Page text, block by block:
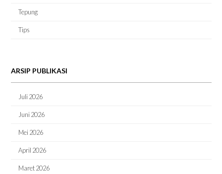
Tepung
Tips
ARSIP PUBLIKASI
Juli 2026
Juni 2026
Mei 2026
April 2026
Maret 2026